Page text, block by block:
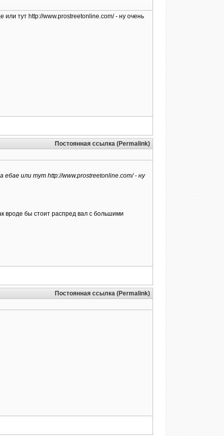
тут http://www.prostreetonline.com/ - ну очень
Постоянная ссылка (Permalink)
или тут http://www.prostreetonline.com/ - ну
вроде бы стоит распред вал с большими
Постоянная ссылка (Permalink)